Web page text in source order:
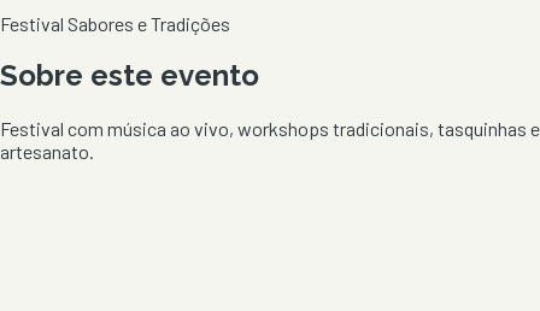
Festival Sabores e Tradições
Sobre este evento
Festival com música ao vivo, workshops tradicionais, tasquinhas e
artesanato.